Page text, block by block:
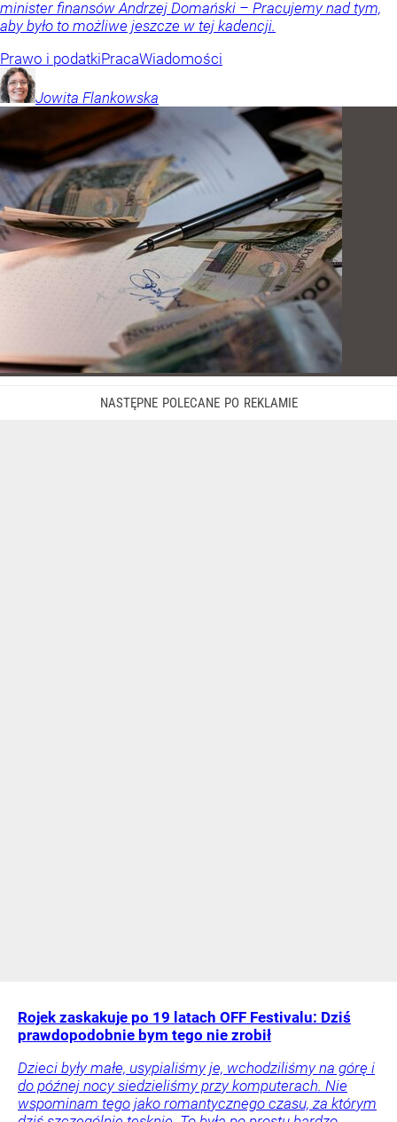
minister finansów Andrzej Domański – Pracujemy nad tym,
aby było to możliwe jeszcze w tej kadencji.
Prawo i podatkiPracaWiadomości
Jowita Flankowska
Rojek zaskakuje po 19 latach OFF Festivalu: Dziś
prawdopodobnie bym tego nie zrobił
Dzieci były małe, usypialiśmy je, wchodziliśmy na górę i
do późnej nocy siedzieliśmy przy komputerach. Nie
wspominam tego jako romantycznego czasu, za którym